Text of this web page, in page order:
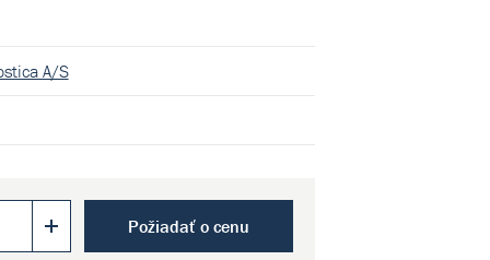
A/S
Požiadať o cenu